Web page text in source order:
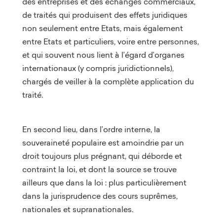
de traités qui produisent des effets juridiques
non seulement entre Etats, mais également
entre Etats et particuliers, voire entre personnes,
et qui souvent nous lient à l’égard d’organes
internationaux (y compris juridictionnels),
chargés de veiller à la complète application du
traité.
En second lieu, dans l’ordre interne, la
souveraineté populaire est amoindrie par un
droit toujours plus prégnant, qui déborde et
contraint la loi, et dont la source se trouve
ailleurs que dans la loi : plus particulièrement
dans la jurisprudence des cours suprêmes,
nationales et supranationales.